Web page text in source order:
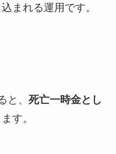
まれる運用です。
と、 死亡一時金とし
す。